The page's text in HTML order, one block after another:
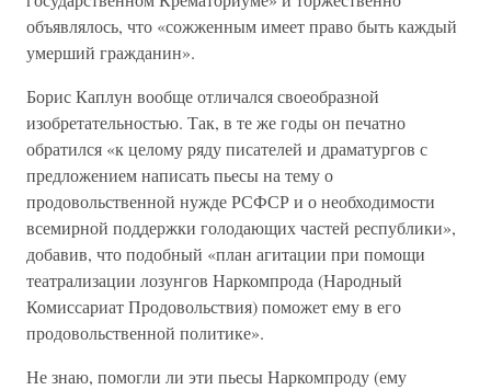
объявлялось, что «сожженным имеет право быть каждый
умерший гражданин».
Борис Каплун вообще отличался своеобразной
изобретательностью. Так, в те же годы он печатно
обратился «к целому ряду писателей и драматургов с
предложением написать пьесы на тему о
продовольственной нужде РСФСР и о необходимости
всемирной поддержки голодающих частей республики»,
добавив, что подобный «план агитации при помощи
театрализации лозунгов Наркомпрода (Народный
Комиссариат Продовольствия) поможет ему в его
продовольственной политике».
Не знаю, помогли ли эти пьесы Наркомпроду (ему